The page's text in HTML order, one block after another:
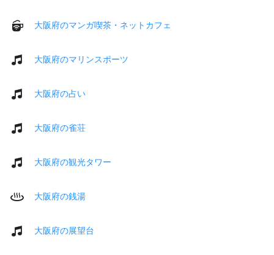
大阪府のマンガ喫茶・ネットカフェ
大阪府のマリンスポーツ
大阪府の占い
大阪府の雀荘
大阪府の観光タワー
大阪府の銭湯
大阪府の展望台